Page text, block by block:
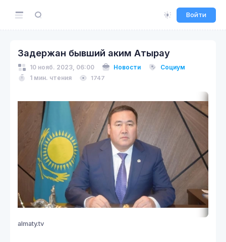
Войти
Задержан бывший аким Атырау
10 нояб. 2023, 06:00 Новости
Социум
1 мин. чтения
1747
almaty.tv